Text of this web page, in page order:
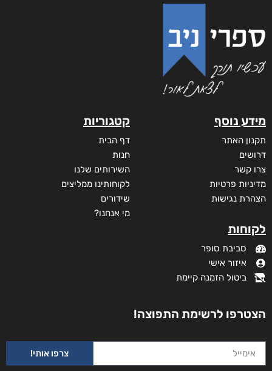
מידע נוסף
תקנון האתר
דרושים
צרו קשר
מדיניות פרטיות
הצהרת נגישות
לקוחות
סביבת סופר
איזור אישי
ביטול הזמנה קיימת
קטגוריות
דף הבית
חנות
השירותים שלנו
לקוחותינו ממליצים
שידורים
מי אנחנו?
הצטרפו לרשימת התפוצה!
צרפו אותי!